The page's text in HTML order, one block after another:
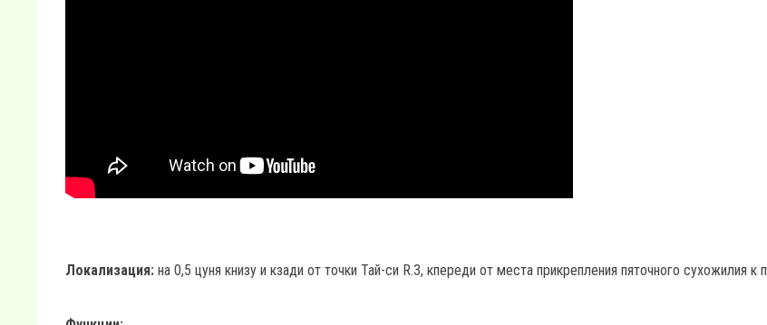
Локализация: на 0,5 цуня книзу и кзади от точки Тай-си R.3, кпереди от места прикрепления пяточного сухожилия к